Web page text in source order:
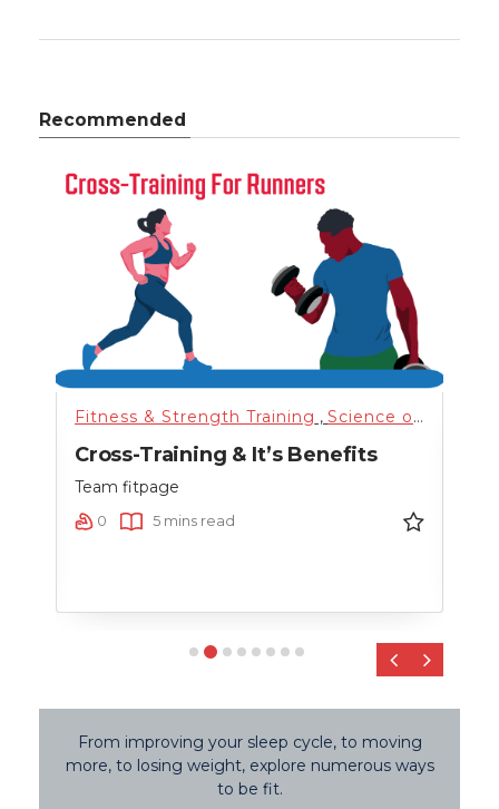
Recommended
Science of Health, Training , Uncategorized
Fitness & Strength Training , Science of Health
Cross-Training & It’s Benefits
Team fitpage
0 5 mins read
‹ ›
From improving your sleep cycle, to moving
more, to losing weight, explore numerous ways
to be fit.